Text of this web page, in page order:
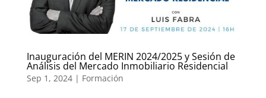
Inauguración del MERIN 2024/2025 y Sesión de
Análisis del Mercado Inmobiliario Residencial
Sep 1, 2024| Formación